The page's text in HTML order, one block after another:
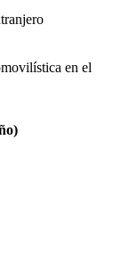
en el